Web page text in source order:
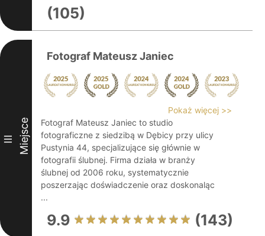
(105)
III Miejsce
Fotograf Mateusz Janiec
Pokaż więcej >>
Fotograf Mateusz Janiec to studio
fotograficzne z siedzibą w Dębicy przy ulicy
Pustynia 44, specjalizujące się głównie w
fotografii ślubnej. Firma działa w branży
ślubnej od 2006 roku, systematycznie
poszerzając doświadczenie oraz doskonaląc
...
9.9 (143)